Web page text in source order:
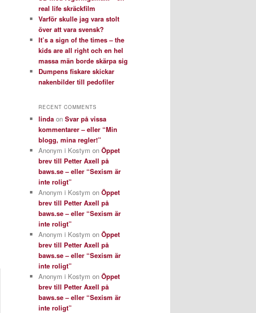
real life skräckfilm
Varför skulle jag vara stolt
över att vara svensk?
It’s a sign of the times – the
kids are all right och en hel
massa män borde skärpa sig
Dumpens fiskare skickar
nakenbilder till pedofiler
RECENT COMMENTS
linda on Svar på vissa
kommentarer – eller “Min
blogg, mina regler!”
Anonym i Kostym on Öppet
brev till Petter Axell på
baws.se – eller “Sexism är
inte roligt”
Anonym i Kostym on Öppet
brev till Petter Axell på
baws.se – eller “Sexism är
inte roligt”
Anonym i Kostym on Öppet
brev till Petter Axell på
baws.se – eller “Sexism är
inte roligt”
Anonym i Kostym on Öppet
brev till Petter Axell på
baws.se – eller “Sexism är
inte roligt”